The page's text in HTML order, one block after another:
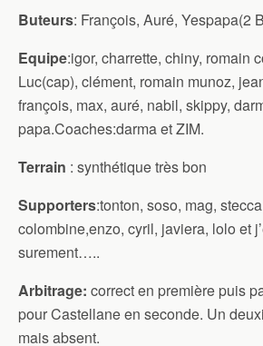
Buteurs: François, Auré, Yespapa(2
Equipe:igor, charrette, chiny, romain
Luc(cap), clément, romain munoz,
françois, max, auré, nabil, skippy,
papa.Coaches:darma et ZIM.
Terrain : synthétique très bon
Supporters:tonton, soso, mag,
colombine,enzo, cyril, javiera, lolo et
surement…..
Arbitrage: correct en première puis
pour Castellane en seconde. Un
mais absent.